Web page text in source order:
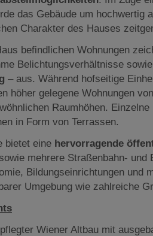
das Gebäude um hochwertig
Charakter des Hauses
befindlichen Wohnungen
Belichtungsverhältnisse sowie
– aus. Während hofseitige
höher gelegene Wohnungen
Raumhöhen.
in Form von Terrassen.
bietet eine hervorragende
mehrere Straßenbahn-
Bildungseinrichtungen und
Umgebung wie zahlreiche
Wiener Altbau mit